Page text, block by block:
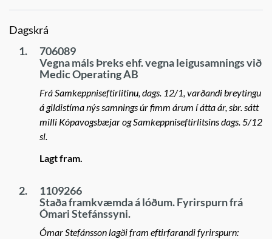
Dagskrá
1.
706089
Vegna máls Þreks ehf. vegna leigusamnings við
Medic Operating AB
Frá Samkeppniseftirlitinu, dags. 12/1, varðandi breytingu
á gildistíma nýs samnings úr fimm árum í átta ár, sbr. sátt
milli Kópavogsbæjar og Samkeppniseftirlitsins dags. 5/12
sl.
Lagt fram.
2.
1109266
Staða framkvæmda á lóðum. Fyrirspurn frá
Ómari Stefánssyni.
Ómar Stefánsson lagði fram eftirfarandi fyrirspurn: